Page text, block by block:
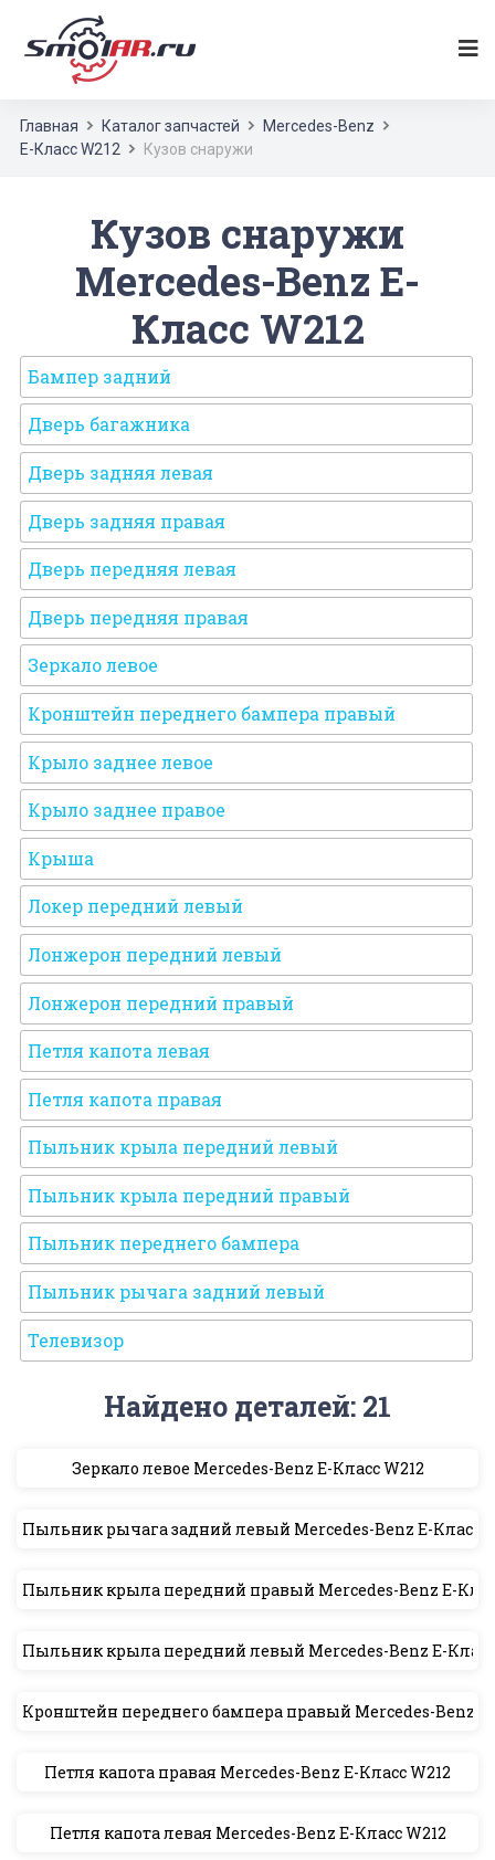
Главная Каталог запчастей
Mercedes-Benz
E-Класс W212
Кузов снаружи
Кузов снаружи
Mercedes-Benz E-
Класс W212
Бампер задний
Дверь багажника
Дверь задняя левая
Дверь задняя правая
Дверь передняя левая
Дверь передняя правая
Зеркало левое
Кронштейн переднего бампера правый
Крыло заднее левое
Крыло заднее правое
Крыша
Локер передний левый
Лонжерон передний левый
Лонжерон передний правый
Петля капота левая
Петля капота правая
Пыльник крыла передний левый
Пыльник крыла передний правый
Пыльник переднего бампера
Пыльник рычага задний левый
Телевизор
Найдено деталей: 21
Зеркало левое Mercedes-Benz E-Класс W212
Пыльник рычага задний левый Mercedes-Benz E-Класс
Пыльник крыла передний правый Mercedes-Benz E-
Пыльник крыла передний левый Mercedes-Benz E-Класс
Кронштейн переднего бампера правый Mercedes-Benz E-
Петля капота правая Mercedes-Benz E-Класс W212
Петля капота левая Mercedes-Benz E-Класс W212